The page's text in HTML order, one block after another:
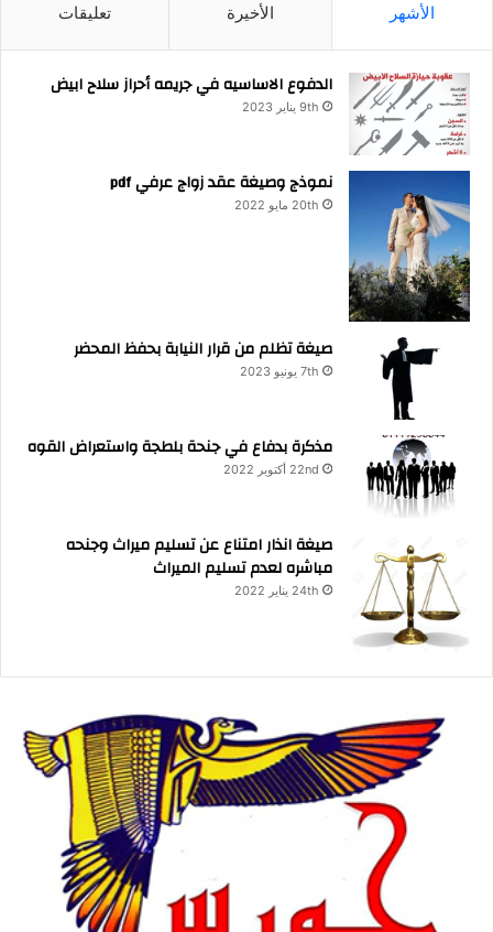
الأشهر الأخيرة تعليقات
الدفوع الاساسيه في جريمه أحراز سلاح ابيض
9th يناير 2023
نموذج وصيغة عقد زواج عرفي pdf
20th مايو 2022
صيغة تظلم من قرار النيابة بحفظ المحضر
7th يونيو 2023
مذكرة بدفاع في جنحة بلطجة واستعراض القوه
22nd أكتوبر 2022
صيغة انذار امتناع عن تسليم ميراث وجنحه
مباشره لعدم تسليم الميراث
24th يناير 2022